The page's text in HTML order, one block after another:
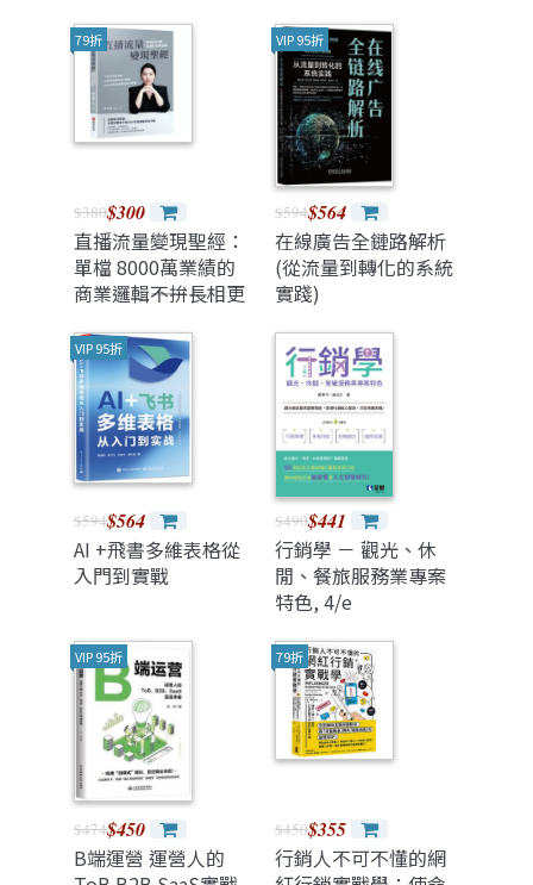
客體驗旅程設計、年
度行銷檔期企劃到差
異化關鍵訊息，打造
品牌價值影響力
79折
$380$300
直播流量變現聖經：
單檔 8000萬業績的
商業邏輯――不拚長相更
凱特揭密 5000場帶
貨實戰的成交密碼
VIP 95折
$594$564
在線廣告全鏈路解析
(從流量到轉化的系統
實踐)
VIP 95折
$594$564
AI +飛書多維表格從
入門到實戰
$490$441
行銷學 － 觀光、休
閒、餐旅服務業專案
特色, 4/e
VIP 95折
$474$450
B端運營 運營人的
79折
$450$355
行銷人不可不懂的網